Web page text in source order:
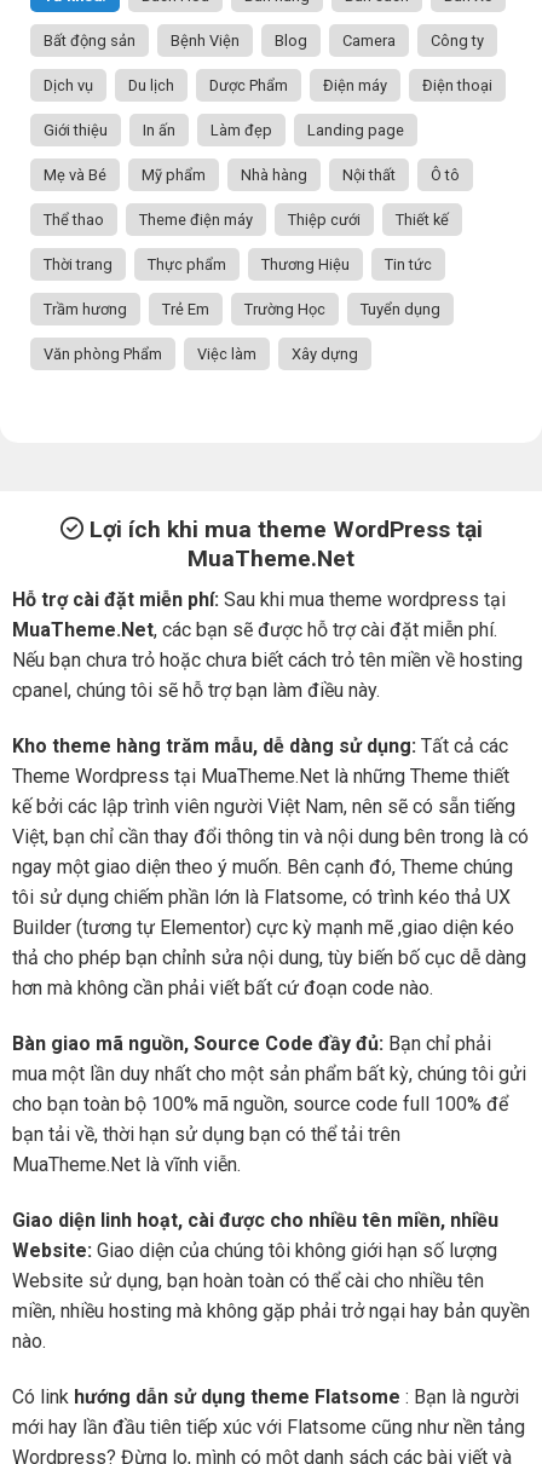
Bất động sản Bệnh Viện Blog Camera Công ty
Dịch vụ Du lịch Dược Phẩm Điện máy Điện thoại
Giới thiệu In ấn Làm đẹp Landing page
Mẹ và Bé Mỹ phẩm Nhà hàng Nội thất Ô tô
Thể thao Theme điện máy Thiệp cưới Thiết kế
Thời trang Thực phẩm Thương Hiệu Tin tức
Trầm hương Trẻ Em Trường Học Tuyển dụng
Văn phòng Phẩm Việc làm Xây dựng
Lợi ích khi mua theme WordPress tại
MuaTheme.Net
Hỗ trợ cài đặt miễn phí: Sau khi mua theme wordpress tại
MuaTheme.Net, các bạn sẽ được hỗ trợ cài đặt miễn phí.
Nếu bạn chưa trỏ hoặc chưa biết cách trỏ tên miền về hosting
cpanel, chúng tôi sẽ hỗ trợ bạn làm điều này.
Kho theme hàng trăm mẫu, dễ dàng sử dụng: Tất cả các
Theme Wordpress tại MuaTheme.Net là những Theme thiết
kế bởi các lập trình viên người Việt Nam, nên sẽ có sẵn tiếng
Việt, bạn chỉ cần thay đổi thông tin và nội dung bên trong là có
ngay một giao diện theo ý muốn. Bên cạnh đó, Theme chúng
tôi sử dụng chiếm phần lớn là Flatsome, có trình kéo thả UX
Builder (tương tự Elementor) cực kỳ mạnh mẽ ,giao diện kéo
thả cho phép bạn chỉnh sửa nội dung, tùy biến bố cục dễ dàng
hơn mà không cần phải viết bất cứ đoạn code nào.
Bàn giao mã nguồn, Source Code đầy đủ: Bạn chỉ phải
mua một lần duy nhất cho một sản phẩm bất kỳ, chúng tôi gửi
cho bạn toàn bộ 100% mã nguồn, source code full 100% để
bạn tải về, thời hạn sử dụng bạn có thể tải trên
MuaTheme.Net là vĩnh viễn.
Giao diện linh hoạt, cài được cho nhiều tên miền, nhiều
Website: Giao diện của chúng tôi không giới hạn số lượng
Website sử dụng, bạn hoàn toàn có thể cài cho nhiều tên
miền, nhiều hosting mà không gặp phải trở ngại hay bản quyền
nào.
Có link hướng dẫn sử dụng theme Flatsome : Bạn là người
mới hay lần đầu tiên tiếp xúc với Flatsome cũng như nền tảng
Wordpress? Đừng lo, mình có một danh sách các bài viết và